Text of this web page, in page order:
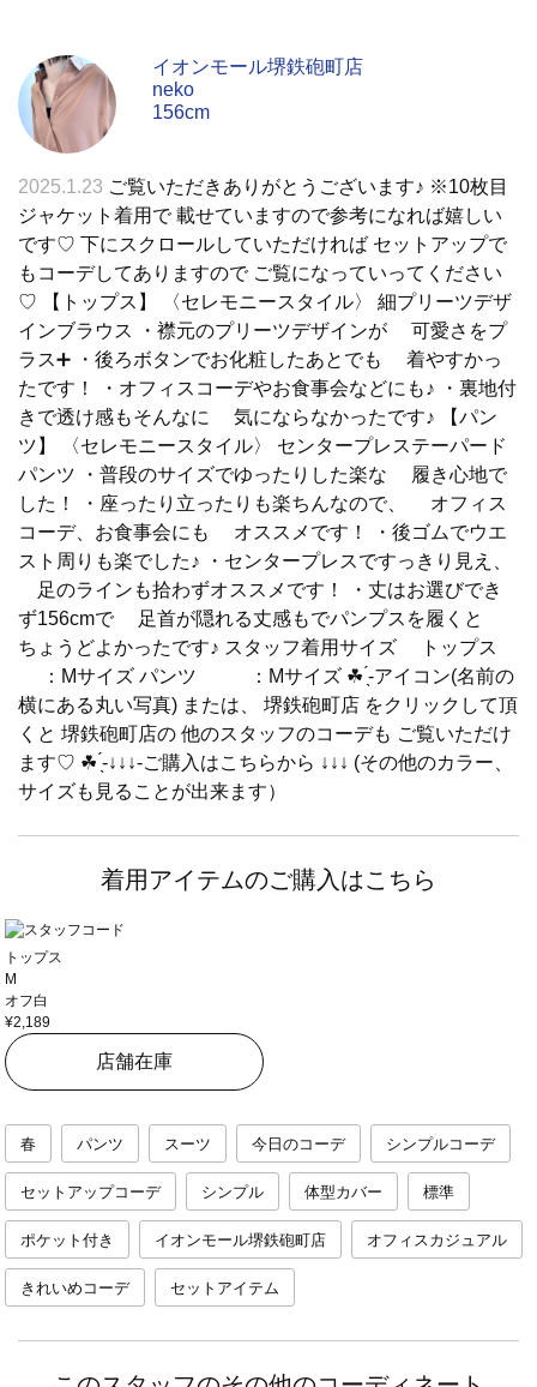
イオンモール堺鉄砲町店
neko
156cm
2025.1.23 ご覧いただきありがとうございます♪ ※10枚目
ジャケット着用で 載せていますので参考になれば嬉しい
です♡ 下にスクロールしていただければ セットアップで
もコーデしてありますので ご覧になっていってください
♡ 【トップス】 〈セレモニースタイル〉 細プリーツデザ
インブラウス ・襟元のプリーツデザインが 可愛さをプ
ラス➕ ・後ろボタンでお化粧したあとでも 着やすかっ
たです！ ・オフィスコーデやお食事会などにも♪ ・裏地付
きで透け感もそんなに 気にならなかったです♪ 【パン
ツ】 〈セレモニースタイル〉 センタープレステーパード
パンツ ・普段のサイズでゆったりした楽な 履き心地で
した！ ・座ったり立ったりも楽ちんなので、 オフィス
コーデ、お食事会にも オススメです！ ・後ゴムでウエ
スト周りも楽でした♪ ・センタープレスですっきり見え、
足のラインも拾わずオススメです！ ・丈はお選びでき
ず156cmで 足首が隠れる丈感もでパンプスを履くと
ちょうどよかったです♪ スタッフ着用サイズ トップス
：Mサイズ パンツ ：Mサイズ ☘ ̖́-アイコン(名前の
横にある丸い写真) または、 堺鉄砲町店 をクリックして頂
くと 堺鉄砲町店の 他のスタッフのコーデも ご覧いただけ
ます♡ ☘ ̖́-↓↓↓-ご購入はこちらから ↓↓↓ (その他のカラー、
サイズも見ることが出来ます）
着用アイテムのご購入はこちら
トップス
M
オフ白
¥2,189
店舗在庫
春 パンツ スーツ 今日のコーデ シンプルコーデ
セットアップコーデ シンプル 体型カバー 標準
ポケット付き イオンモール堺鉄砲町店 オフィスカジュアル
きれいめコーデ セットアイテム